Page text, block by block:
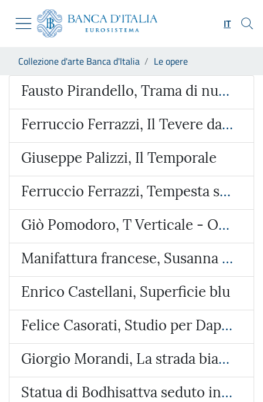
Skip to Main Content
Vai al sito istituzionale
Vai al menu di navigazione
Vai alla ricerca
Vai al footer
IT
Collezione d'arte Banca d'Italia Le opere
Opera
Fausto Pirandello, Trama di nudo
Ferruccio Ferrazzi, Il Tevere da via Ripetta
Giuseppe Palizzi, Il Temporale
Ferruccio Ferrazzi, Tempesta sulla valle dell’Aniene
Giò Pomodoro, T Verticale - Orizzontale
Manifattura francese, Susanna e i vecchioni
Enrico Castellani, Superficie blu
Felice Casorati, Studio per Daphne a Pavarolo
Giorgio Morandi, La strada bianca
Statua di Bodhisattva seduto in lalitasana